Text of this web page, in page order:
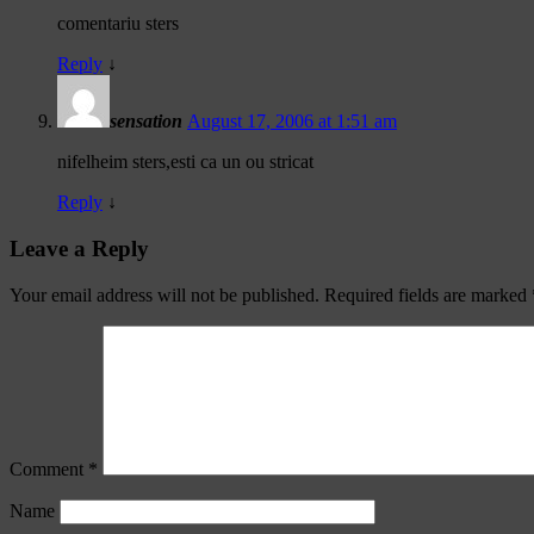
comentariu sters
Reply ↓
sensation August 17, 2006 at 1:51 am
nifelheim sters,esti ca un ou stricat
Reply ↓
Leave a Reply
Your email address will not be published. Required fields are marked
Comment *
Name